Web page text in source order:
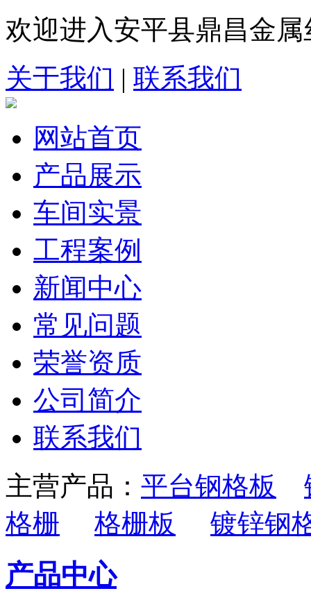
欢迎进入安平县鼎昌金
关于我们 | 联系我们
网站首页
产品展示
车间实景
工程案例
新闻中心
常见问题
荣誉资质
公司简介
联系我们
主营产品： 平台钢格板
格栅
格栅板 镀锌钢
产品中心